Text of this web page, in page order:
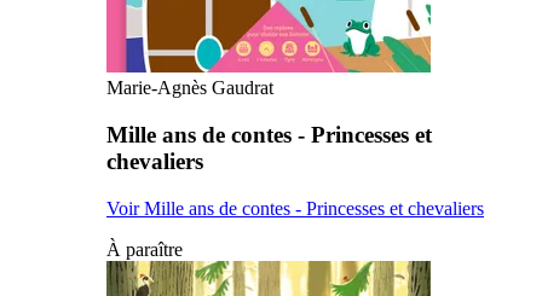
Marie-Agnès Gaudrat
Mille ans de contes - Princesses et
chevaliers
Voir Mille ans de contes - Princesses et chevaliers
À paraître